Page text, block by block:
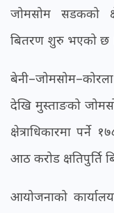
जोमसोम सडकको
बितरण शुरु भएको छ
देखि मुस्ताङको
क्षेत्राधिकारमा
आठ करोड क्षतिपुर्ति
आयोजनाको